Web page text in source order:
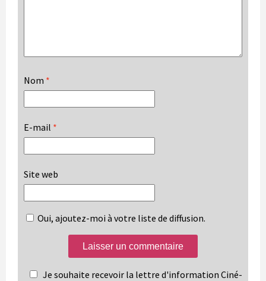
Nom *
E-mail *
Site web
Oui, ajoutez-moi à votre liste de diffusion.
Je souhaite recevoir la lettre d'information Ciné-